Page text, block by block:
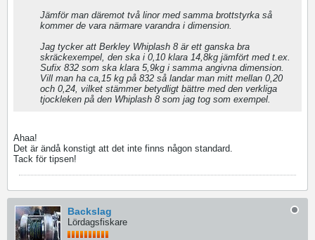
Jämför man däremot två linor med samma brottstyrka så
kommer de vara närmare varandra i dimension.
Jag tycker att Berkley Whiplash 8 är ett ganska bra
skräckexempel, den ska i 0,10 klara 14,8kg jämfört med t.ex.
Sufix 832 som ska klara 5,9kg i samma angivna dimension.
Vill man ha ca,15 kg på 832 så landar man mitt mellan 0,20
och 0,24, vilket stämmer betydligt bättre med den verkliga
tjockleken på den Whiplash 8 som jag tog som exempel.
Ahaa!
Det är ändå konstigt att det inte finns någon standard.
Tack för tipsen!
Backslag
Lördagsfiskare